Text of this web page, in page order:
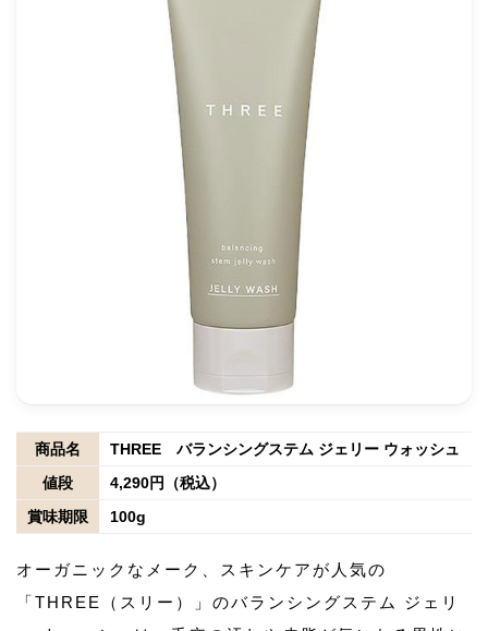
商品名
THREE バランシングステム ジェリー ウォッシュ
値段
4,290円（税込）
賞味期限
100g
オーガニックなメーク、スキンケアが人気の
「THREE（スリー）」のバランシングステム ジェリ